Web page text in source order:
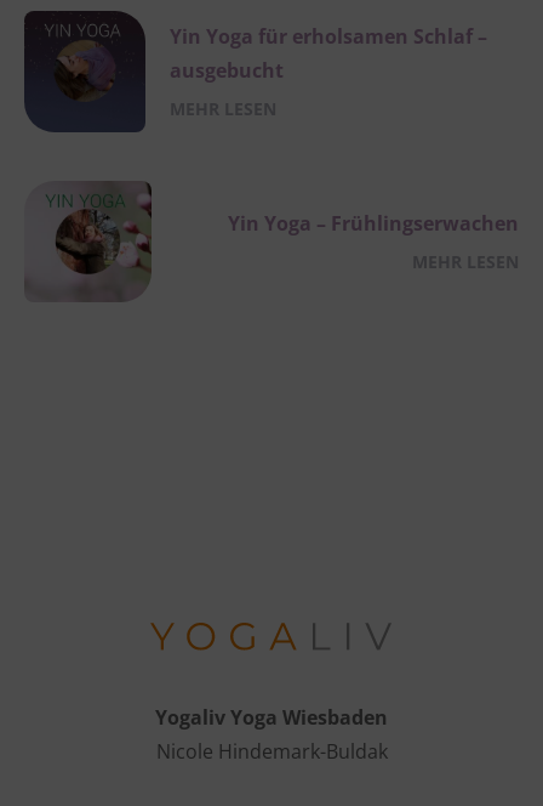
Yin Yoga für erholsamen Schlaf –
ausgebucht
Yin Yoga – Frühlingserwachen
Yogaliv Yoga Wiesbaden
Nicole Hindemark-Buldak